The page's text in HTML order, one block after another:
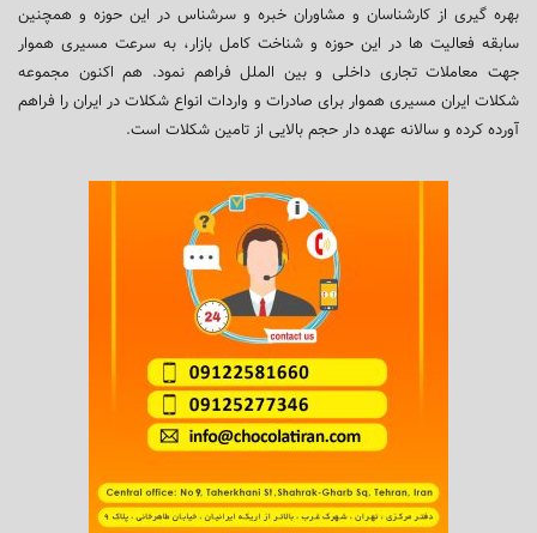
بهره گیری از کارشناسان و مشاوران خبره و سرشناس در این حوزه و همچنین
سابقه فعالیت ها در این حوزه و شناخت کامل بازار، به سرعت مسیری هموار
جهت معاملات تجاری داخلی و بین الملل فراهم نمود. هم اکنون مجموعه
شکلات ایران مسیری هموار برای صادرات و واردات انواع شکلات در ایران را فراهم
آورده کرده و سالانه عهده دار حجم بالایی از تامین شکلات است.